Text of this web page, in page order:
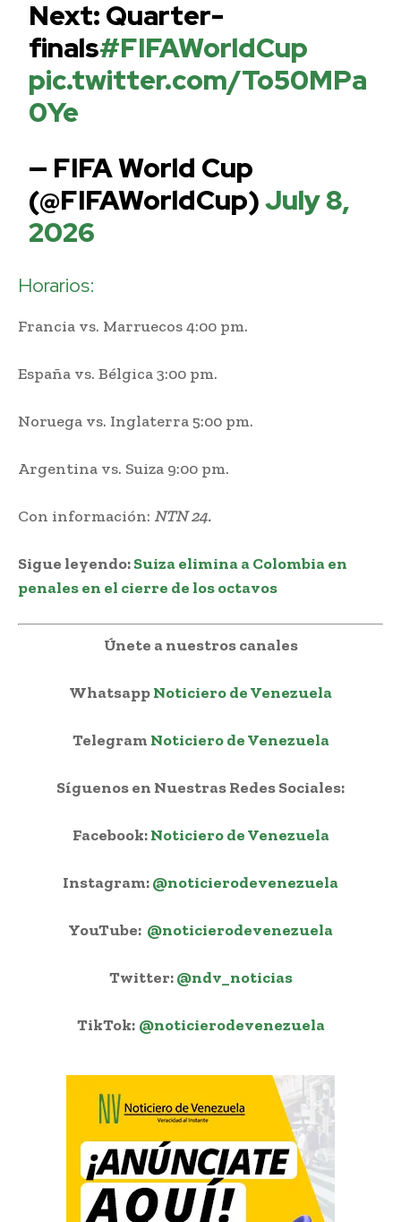
Next: Quarter-
finals#FIFAWorldCup
pic.twitter.com/To50MPa
0Ye
— FIFA World Cup
(@FIFAWorldCup)July 8,
2026
Horarios:
Francia vs. Marruecos 4:00 pm.
España vs. Bélgica 3:00 pm.
Noruega vs. Inglaterra 5:00 pm.
Argentina vs. Suiza 9:00 pm.
Con información: NTN 24.
Sigue leyendo:Suiza elimina a Colombia en
penales en el cierre de los octavos
Únete a nuestros canales
WhatsappNoticiero de Venezuela
Telegram Noticiero de Venezuela
Síguenos en Nuestras Redes Sociales:
Facebook:Noticiero de Venezuela
Instagram:@noticierodevenezuela
YouTube: @noticierodevenezuela
Twitter:@ndv_noticias
TikTok: @noticierodevenezuela